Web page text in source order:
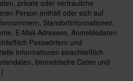
private oder vertrauliche
Person enthält oder sich auf
Standortinformationen,
E-Mail-Adressen, Anmeldedaten
Passwörtern und
Informationen einschließlich
biometrische Daten und